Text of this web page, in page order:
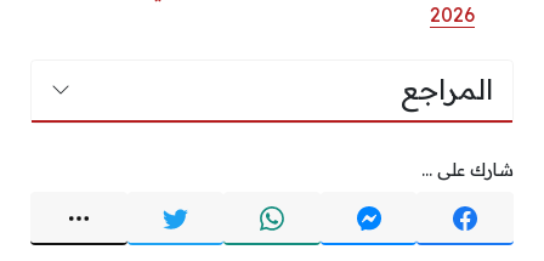
2026
المراجع
شارك على ...